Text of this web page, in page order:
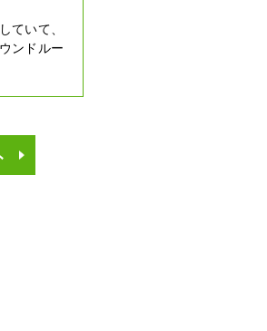
ていて、
ンドルー